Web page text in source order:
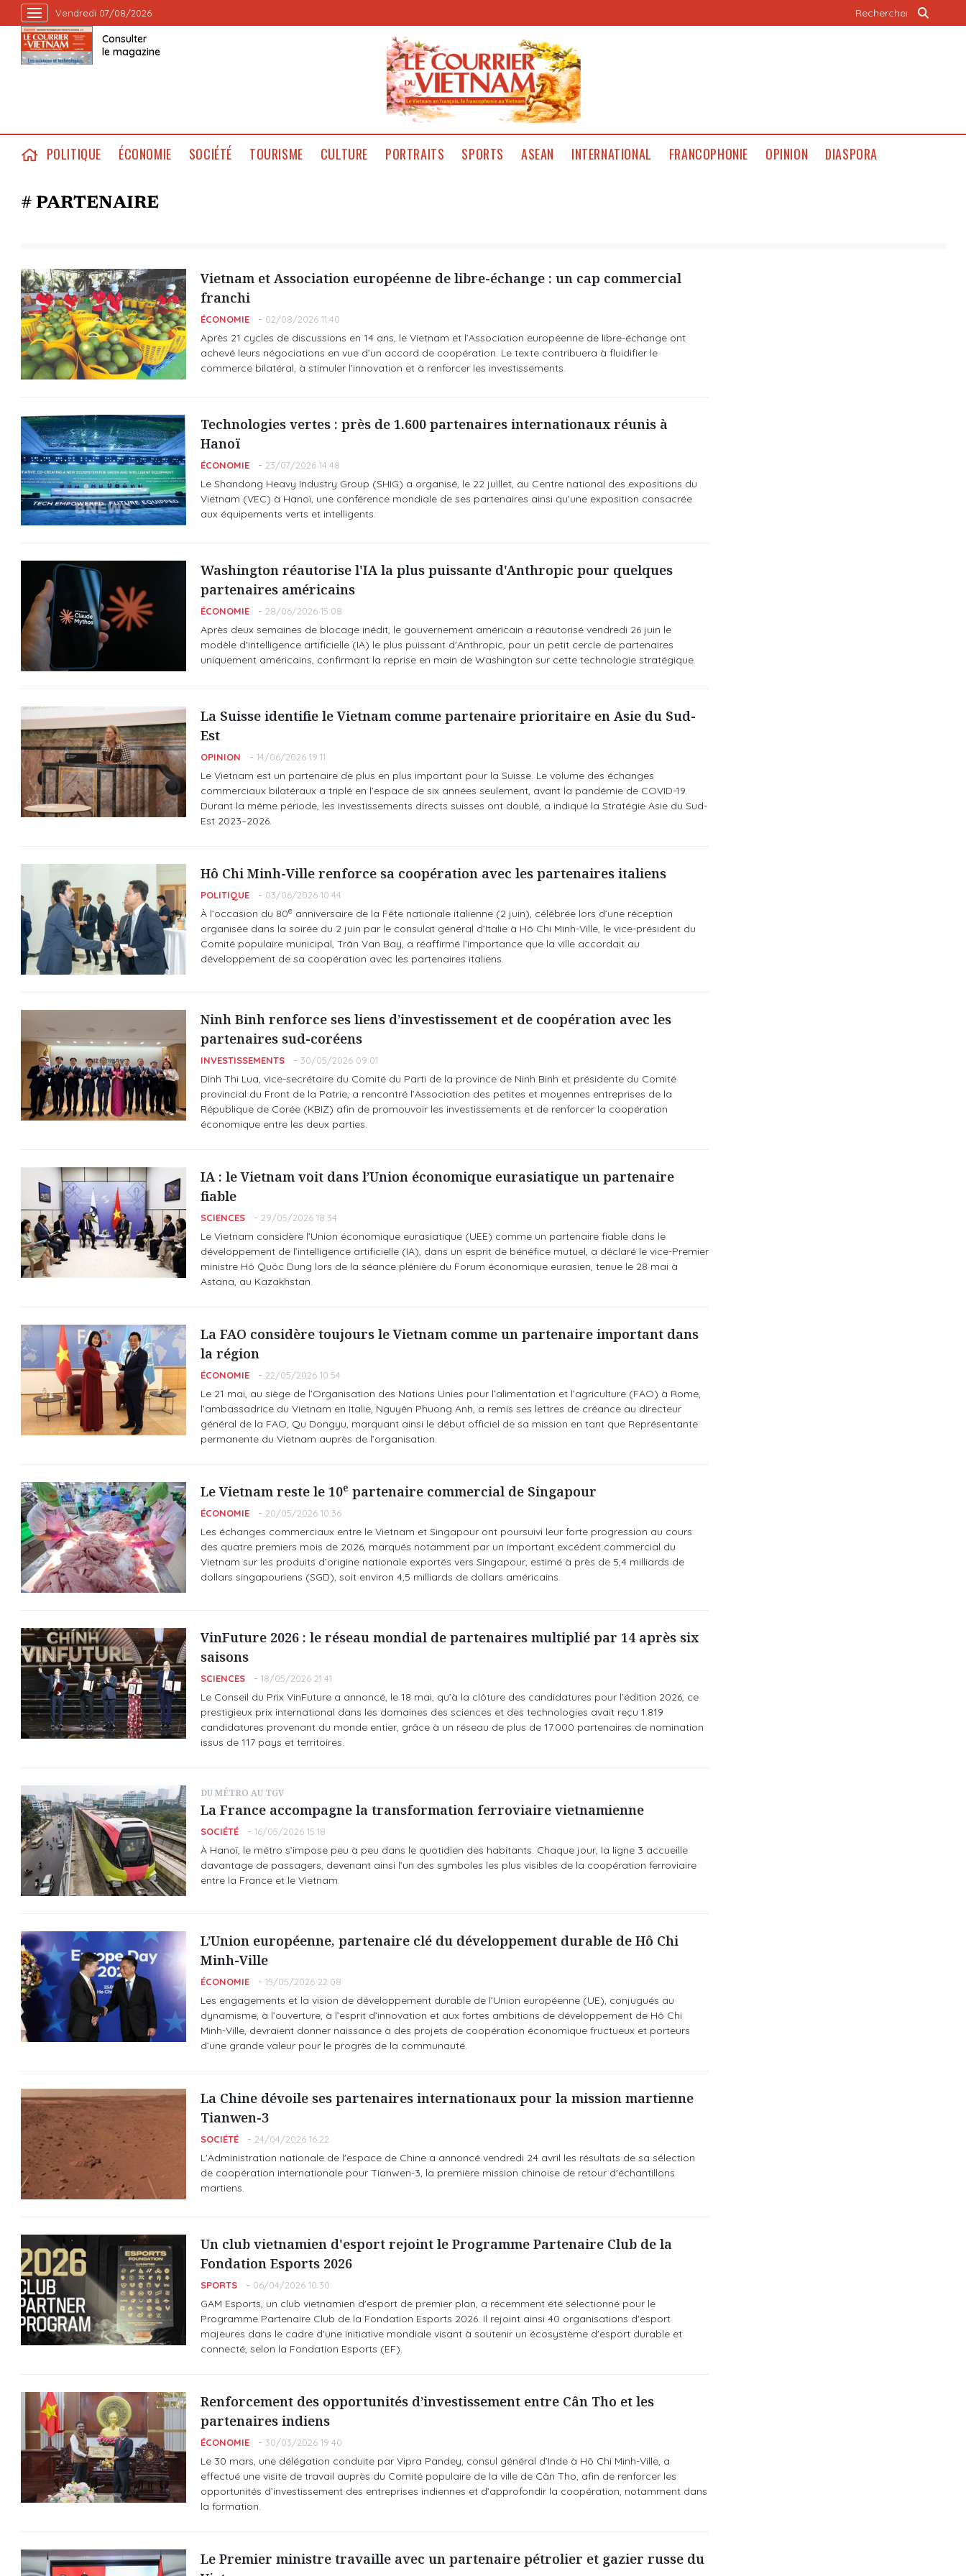
Vendredi 07/08/2026
Consulter
le magazine
POLITIQUE ÉCONOMIE SOCIÉTÉ TOURISME CULTURE PORTRAITS SPORTS ASEAN INTERNATIONAL FRANCOPHONIE OPINION DIASPORA
# PARTENAIRE
Vietnam et Association européenne de libre-échange : un cap commercial
franchi
ÉCONOMIE 02/08/2026 11:40
Après 21 cycles de discussions en 14 ans, le Vietnam et l’Association européenne de libre-échange ont
achevé leurs négociations en vue d’un accord de coopération. Le texte contribuera à fluidifier le
commerce bilatéral, à stimuler l’innovation et à renforcer les investissements.
Technologies vertes : près de 1.600 partenaires internationaux réunis à
Hanoï
ÉCONOMIE 23/07/2026 14:48
Le Shandong Heavy Industry Group (SHIG) a organisé, le 22 juillet, au Centre national des expositions du
Vietnam (VEC) à Hanoï, une conférence mondiale de ses partenaires ainsi qu'une exposition consacrée
aux équipements verts et intelligents.
Washington réautorise l'IA la plus puissante d'Anthropic pour quelques
partenaires américains
ÉCONOMIE 28/06/2026 15:08
Après deux semaines de blocage inédit, le gouvernement américain a réautorisé vendredi 26 juin le
modèle d'intelligence artificielle (IA) le plus puissant d'Anthropic, pour un petit cercle de partenaires
uniquement américains, confirmant la reprise en main de Washington sur cette technologie stratégique.
La Suisse identifie le Vietnam comme partenaire prioritaire en Asie du Sud-
Est
OPINION 14/06/2026 19:11
Le Vietnam est un partenaire de plus en plus important pour la Suisse. Le volume des échanges
commerciaux bilatéraux a triplé en l’espace de six années seulement, avant la pandémie de COVID-19.
Durant la même période, les investissements directs suisses ont doublé, a indiqué la Stratégie Asie du Sud-
Est 2023–2026.
Hô Chi Minh-Ville renforce sa coopération avec les partenaires italiens
POLITIQUE 03/06/2026 10:44
À l’occasion du 80e anniversaire de la Fête nationale italienne (2 juin), célébrée lors d’une réception
organisée dans la soirée du 2 juin par le consulat général d’Italie à Hô Chi Minh-Ville, le vice-président du
Comité populaire municipal, Trân Van Bay, a réaffirmé l’importance que la ville accordait au
développement de sa coopération avec les partenaires italiens.
Ninh Binh renforce ses liens d’investissement et de coopération avec les
partenaires sud-coréens
INVESTISSEMENTS 30/05/2026 09:01
Dinh Thi Lua, vice-secrétaire du Comité du Parti de la province de Ninh Binh et présidente du Comité
provincial du Front de la Patrie, a rencontré l’Association des petites et moyennes entreprises de la
République de Corée (KBIZ) afin de promouvoir les investissements et de renforcer la coopération
économique entre les deux parties.
IA : le Vietnam voit dans l’Union économique eurasiatique un partenaire
fiable
SCIENCES 29/05/2026 18:34
Le Vietnam considère l’Union économique eurasiatique (UEE) comme un partenaire fiable dans le
développement de l’intelligence artificielle (IA), dans un esprit de bénéfice mutuel, a déclaré le vice-Premier
ministre Hô Quôc Dung lors de la séance plénière du Forum économique eurasien, tenue le 28 mai à
Astana, au Kazakhstan.
La FAO considère toujours le Vietnam comme un partenaire important dans
la région
ÉCONOMIE 22/05/2026 10:54
Le 21 mai, au siège de l’Organisation des Nations Unies pour l’alimentation et l’agriculture (FAO) à Rome,
l’ambassadrice du Vietnam en Italie, Nguyên Phuong Anh, a remis ses lettres de créance au directeur
général de la FAO, Qu Dongyu, marquant ainsi le début officiel de sa mission en tant que Représentante
permanente du Vietnam auprès de l’organisation.
Le Vietnam reste le 10e partenaire commercial de Singapour
ÉCONOMIE 20/05/2026 10:36
Les échanges commerciaux entre le Vietnam et Singapour ont poursuivi leur forte progression au cours
des quatre premiers mois de 2026, marqués notamment par un important excédent commercial du
Vietnam sur les produits d’origine nationale exportés vers Singapour, estimé à près de 5,4 milliards de
dollars singapouriens (SGD), soit environ 4,5 milliards de dollars américains.
VinFuture 2026 : le réseau mondial de partenaires multiplié par 14 après six
saisons
SCIENCES 18/05/2026 21:41
Le Conseil du Prix VinFuture a annoncé, le 18 mai, qu’à la clôture des candidatures pour l’édition 2026, ce
prestigieux prix international dans les domaines des sciences et des technologies avait reçu 1.819
candidatures provenant du monde entier, grâce à un réseau de plus de 17.000 partenaires de nomination
issus de 117 pays et territoires.
DU MÉTRO AU TGV
La France accompagne la transformation ferroviaire vietnamienne
SOCIÉTÉ 16/05/2026 15:18
À Hanoï, le métro s’impose peu à peu dans le quotidien des habitants. Chaque jour, la ligne 3 accueille
davantage de passagers, devenant ainsi l’un des symboles les plus visibles de la coopération ferroviaire
entre la France et le Vietnam.
L’Union européenne, partenaire clé du développement durable de Hô Chi
Minh-Ville
ÉCONOMIE 15/05/2026 22:08
Les engagements et la vision de développement durable de l’Union européenne (UE), conjugués au
dynamisme, à l’ouverture, à l’esprit d’innovation et aux fortes ambitions de développement de Hô Chi
Minh-Ville, devraient donner naissance à des projets de coopération économique fructueux et porteurs
d’une grande valeur pour le progrès de la communauté.
La Chine dévoile ses partenaires internationaux pour la mission martienne
Tianwen-3
SOCIÉTÉ 24/04/2026 16:22
L'Administration nationale de l'espace de Chine a annoncé vendredi 24 avril les résultats de sa sélection
de coopération internationale pour Tianwen-3, la première mission chinoise de retour d'échantillons
martiens.
Un club vietnamien d'esport rejoint le Programme Partenaire Club de la
Fondation Esports 2026
SPORTS 06/04/2026 10:30
GAM Esports, un club vietnamien d'esport de premier plan, a récemment été sélectionné pour le
Programme Partenaire Club de la Fondation Esports 2026. Il rejoint ainsi 40 organisations d'esport
majeures dans le cadre d'une initiative mondiale visant à soutenir un écosystème d'esport durable et
connecté, selon la Fondation Esports (EF).
Renforcement des opportunités d’investissement entre Cân Tho et les
partenaires indiens
ÉCONOMIE 30/03/2026 19:40
Le 30 mars, une délégation conduite par Vipra Pandey, consul général d’Inde à Hô Chi Minh-Ville, a
effectué une visite de travail auprès du Comité populaire de la ville de Cân Tho, afin de renforcer les
opportunités d’investissement des entreprises indiennes et d’approfondir la coopération, notamment dans
la formation.
Le Premier ministre travaille avec un partenaire pétrolier et gazier russe du